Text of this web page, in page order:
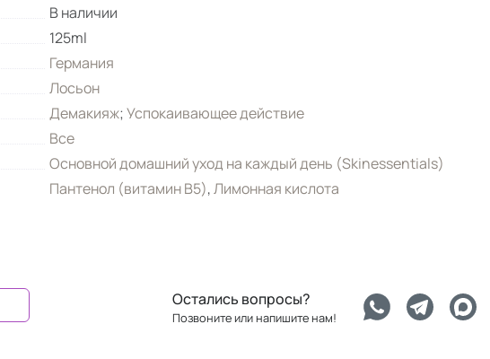
В наличии
125ml
Германия
Лосьон
Демакияж;Успокаивающее действие
Все
Основной домашний уход на каждый день (Skinessentials)
Пантенол (витамин B5),Лимонная кислота
Остались вопросы?
Позвоните или напишите нам!